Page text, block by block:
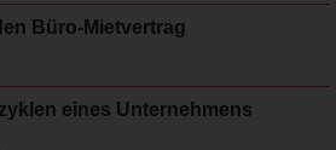
Büro-Mietvertrag
eines Unternehmens